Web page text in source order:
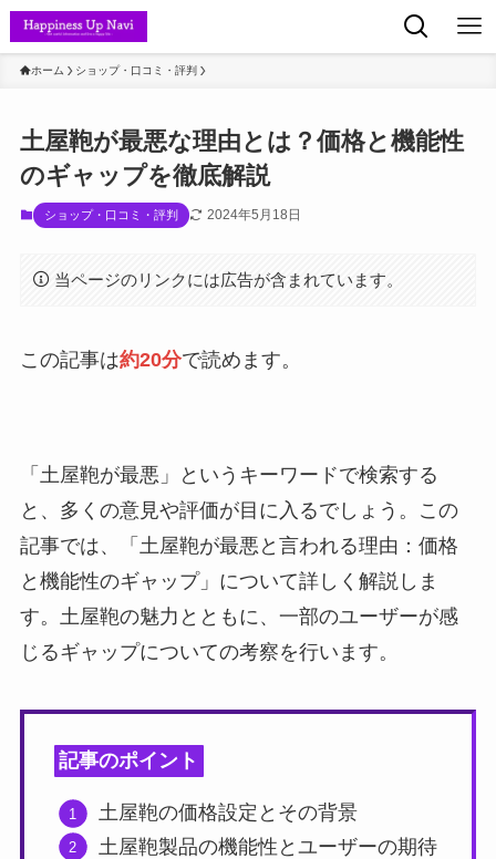
ホーム ショップ・口コミ・評判
土屋鞄が最悪な理由とは？価格と機能性
のギャップを徹底解説
ショップ・口コミ・評判 2024年5月18日
当ページのリンクには広告が含まれています。
この記事は約20分で読めます。
「土屋鞄が最悪」というキーワードで検索する
と、多くの意見や評価が目に入るでしょう。この
記事では、「土屋鞄が最悪と言われる理由：価格
と機能性のギャップ」について詳しく解説しま
す。土屋鞄の魅力とともに、一部のユーザーが感
じるギャップについての考察を行います。
記事のポイント
土屋鞄の価格設定とその背景
土屋鞄製品の機能性とユーザーの期待